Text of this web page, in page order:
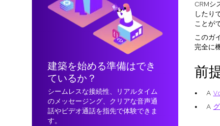
建築を始める準備はでき
ているか？
シームレスな接続性、リアルタイム
のメッセージング、クリアな音声通
話やビデオ通話を指先で体験できま
す。
CRMシ
したり
ことが
このガ
完全に
前
A
A